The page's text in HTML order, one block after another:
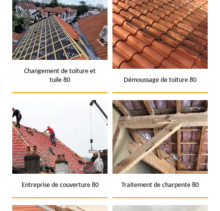
Changement de toiture et
tuile 80
Démoussage de toiture 80
Entreprise de couverture 80 Traitement de charpente 80